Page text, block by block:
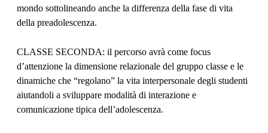
mondo sottolineando anche la differenza della fase di vita
della preadolescenza.
CLASSE SECONDA: il percorso avrà come focus
d’attenzione la dimensione relazionale del gruppo classe e le
dinamiche che “regolano” la vita interpersonale degli studenti
aiutandoli a sviluppare modalità di interazione e
comunicazione tipica dell’adolescenza.